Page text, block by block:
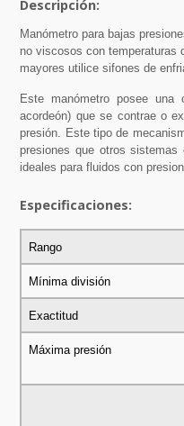
Manómetro para bajas
no viscosos con temperaturas
mayores utilice sifones de
Este manómetro posee
acordeón) que se contrae o
presión. Este tipo de
presiones que otros
ideales para fluidos con
Especificaciones:
Rango
Mínima división
Exactitud
Máxima presión